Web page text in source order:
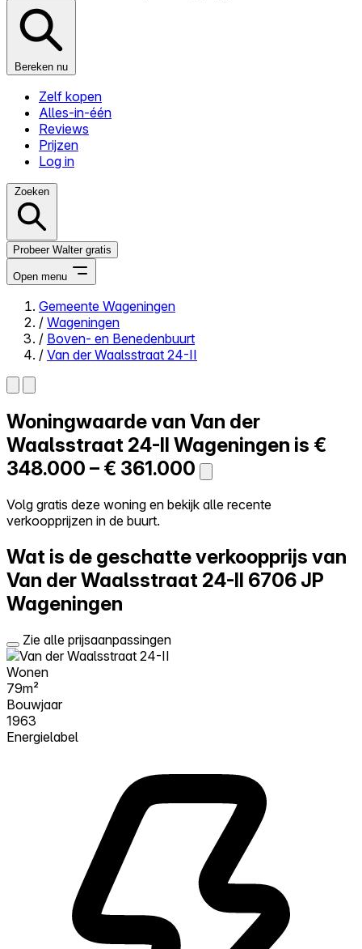
Bereken nu
Zelf kopen
Alles-in-één
Reviews
Prijzen
Log in
Zoeken
Probeer Walter gratis
Open menu
Close menu
Zelf kopen
Alles-in-één
Reviews
Prijzen
Log in
Probeer Walter gratis
Gemeente Wageningen
/ Wageningen
/ Boven- en Benedenbuurt
/ Van der Waalsstraat 24-II
Woningwaarde van Van der
Waalsstraat 24-II Wageningen is €
348.000 – € 361.000
Volg gratis deze woning en bekijk alle recente
verkoopprijzen in de buurt.
Wat is de geschatte verkoopprijs van
Van der Waalsstraat 24-II 6706 JP
Wageningen
Zie alle prijsaanpassingen
Wonen
79m²
Bouwjaar
1963
Energielabel